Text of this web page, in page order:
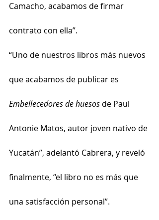
Camacho, acabamos de firmar
contrato con ella”.
“Uno de nuestros libros más nuevos
que acabamos de publicar es
Embellecedores de huesos de Paul
Antonie Matos, autor joven nativo de
Yucatán”, adelantó Cabrera, y reveló
finalmente, “el libro no es más que
una satisfacción personal”.